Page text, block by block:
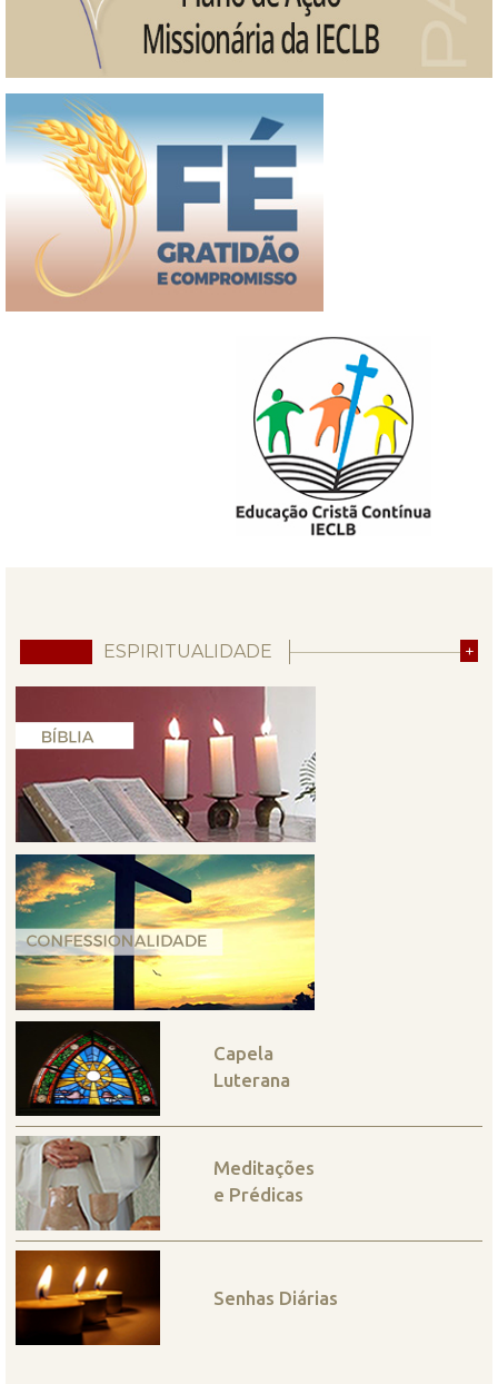
ESPIRITUALIDADE +
Capela
Luterana
Meditações
e Prédicas
Senhas Diárias